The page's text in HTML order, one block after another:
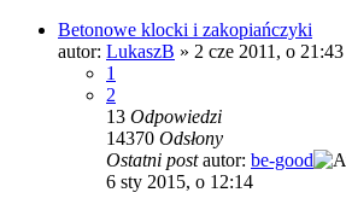
Betonowe klocki i zakopiańczyki
autor: LukaszB » 2 cze 2011, o 21:43
1
2
13 Odpowiedzi
14370 Odsłony
Ostatni postautor: be-good
6 sty 2015, o 12:14